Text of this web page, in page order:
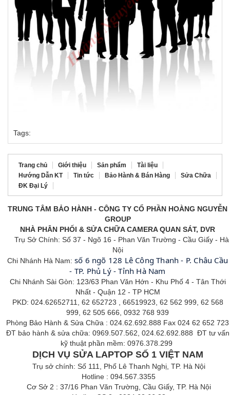
Tags:
Trang chủ Giới thiệu Sản phẩm
Tài liệu
Hướng Dẫn KT
Tin tức Bảo Hành & Bán Hàng
Sửa Chữa
ĐK Đại Lý
TRUNG TÂM BẢO HÀNH - CÔNG TY CỔ PHẦN HOÀNG NGUYỄN
GROUP
NHÀ PHÂN PHỐI & SỬA CHỮA CAMERA QUAN SÁT, DVR
Trụ Sở Chính: Số 37 - Ngõ 16 - Phan Văn Trường - Cầu Giấy - Hà
Nội
Chi Nhánh Hà Nam: số 6 ngõ 128 Lê Công Thanh - P. Châu Cầu
- TP. Phủ Lý - Tỉnh Hà Nam
Chi Nhánh Sài Gòn: 123/63 Phan Văn Hớn - Khu Phố 4 - Tân Thới
Nhất - Quận 12 - TP HCM
PKD: 024.62652711, 62 652723 , 66519923, 62 562 999, 62 568
999, 62 505 666, 0932 768 939
Phòng Bảo Hành & Sửa Chữa : 024.62.692.888 Fax 024 62 652 723
ĐT bảo hành & sửa chữa: 0969.507.562, 024.62.692.888 ĐT tư vấn
kỹ thuật phần mềm: 0976.378.299
DỊCH VỤ SỬA LAPTOP SỐ 1 VIỆT NAM
Trụ sở chính: Số 111, Phố Lê Thanh Nghị, TP. Hà Nội
Hotline : 094.567.3355
Cơ Sở 2 : 37/16 Phan Văn Trường, Cầu Giấy, TP. Hà Nội